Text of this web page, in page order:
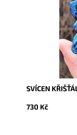
SVÍCEN
730 Kč